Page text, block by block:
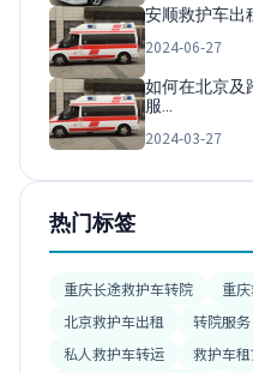
安顺救护车出
2024-06-27
如何在北京及
服…
2024-03-27
热门标签
重庆长途救护车转院 重
北京救护车出租
转院服务
私人救护车转运
救护车